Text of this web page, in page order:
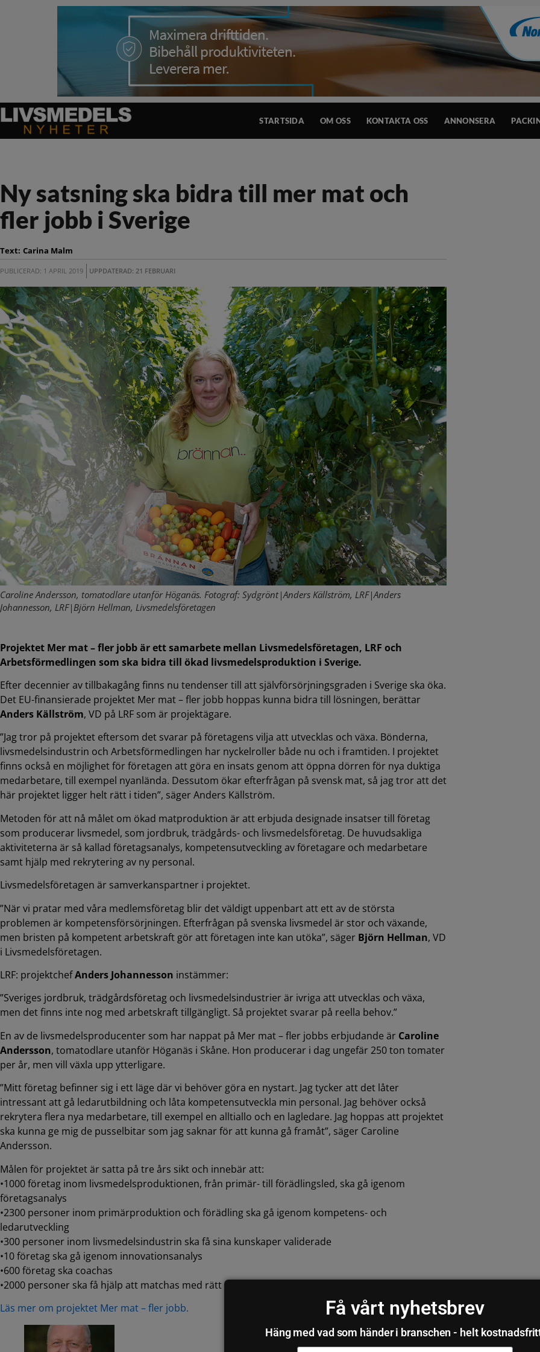
STARTSIDA OM OSS KONTAKTA OSS ANNONSERA
Ny satsning ska bidra till mer mat och
fler jobb i Sverige
Text: Carina Malm
PUBLICERAD: 1 APRIL 2019 UPPDATERAD: 21 FEBRUARI
Caroline Andersson, tomatodlare utanför Höganäs. Fotograf: Sydgrönt|Anders Källström, LRF|Anders
Johannesson, LRF|Björn Hellman, Livsmedelsföretagen
Projektet Mer mat – fler jobb är ett samarbete mellan Livsmedelsföretagen, LRF och
Arbetsförmedlingen som ska bidra till ökad livsmedelsproduktion i Sverige.
Efter decennier av tillbakagång finns nu tendenser till att självförsörjningsgraden i Sverige ska öka.
Det EU-finansierade projektet Mer mat – fler jobb hoppas kunna bidra till lösningen, berättar
Anders Källström, VD på LRF som är projektägare.
”Jag tror på projektet eftersom det svarar på företagens vilja att utvecklas och växa. Bönderna,
livsmedelsindustrin och Arbetsförmedlingen har nyckelroller både nu och i framtiden. I projektet
finns också en möjlighet för företagen att göra en insats genom att öppna dörren för nya duktiga
medarbetare, till exempel nyanlända. Dessutom ökar efterfrågan på svensk mat, så jag tror att det
här projektet ligger helt rätt i tiden”, säger Anders Källström.
Metoden för att nå målet om ökad matproduktion är att erbjuda designade insatser till företag
som producerar livsmedel, som jordbruk, trädgårds- och livsmedelsföretag. De huvudsakliga
aktiviteterna är så kallad företagsanalys, kompetensutveckling av företagare och medarbetare
samt hjälp med rekrytering av ny personal.
Livsmedelsföretagen är samverkanspartner i projektet.
”När vi pratar med våra medlemsföretag blir det väldigt uppenbart att ett av de största
problemen är kompetensförsörjningen. Efterfrågan på svenska livsmedel är stor och växande,
men bristen på kompetent arbetskraft gör att företagen inte kan utöka”, säger Björn Hellman, VD
i Livsmedelsföretagen.
LRF: projektchefAnders Johannesson instämmer:
”Sveriges jordbruk, trädgårdsföretag och livsmedelsindustrier är ivriga att utvecklas och växa,
men det finns inte nog med arbetskraft tillgängligt. Så projektet svarar på reella behov.”
En av de livsmedelsproducenter som har nappat på Mer mat – fler jobbs erbjudande är Caroline
Andersson, tomatodlare utanför Höganäs i Skåne. Hon producerar i dag ungefär 250 ton tomater
per år, men vill växla upp ytterligare.
”Mitt företag befinner sig i ett läge där vi behöver göra en nystart. Jag tycker att det låter
intressant att gå ledarutbildning och låta kompetensutveckla min personal. Jag behöver också
rekrytera flera nya medarbetare, till exempel en alltiallo och en lagledare. Jag hoppas att projektet
ska kunna ge mig de pusselbitar som jag saknar för att kunna gå framåt”, säger Caroline
Andersson.
Målen för projektet är satta på tre års sikt och innebär att:
•1000 företag inom livsmedelsproduktionen, från primär- till förädlingsled, ska gå igenom
företagsanalys
•2300 personer inom primärproduktion och förädling ska gå igenom kompetens- och
ledarutveckling
•300 personer inom livsmedelsindustrin ska få sina kunskaper validerade
•10 företag ska gå igenom innovationsanalys
•600 företag ska coachas
•2000 personer ska få hjälp att matchas med rätt arbetsgivare
Läs mer om projektet Mer mat – fler jobb.
Få vårt nyhetsbrev
Häng med vad som händer i branschen - helt